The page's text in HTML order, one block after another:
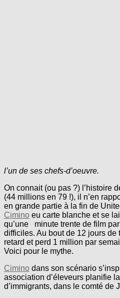
l’un de ses chefs-d’oeuvre.
On connait (ou pas ?) l’histoire
(44 millions en 79 !), il n’en
en grande partie à la fin de
Cimino eu carte blanche et se
qu’une minute trente de film
difficiles. Au bout de 12 jours
retard et perd 1 million par
Voici pour le mythe.
Cimino dans son scénario
association d’éleveurs planifie
d’immigrants, dans le comté de